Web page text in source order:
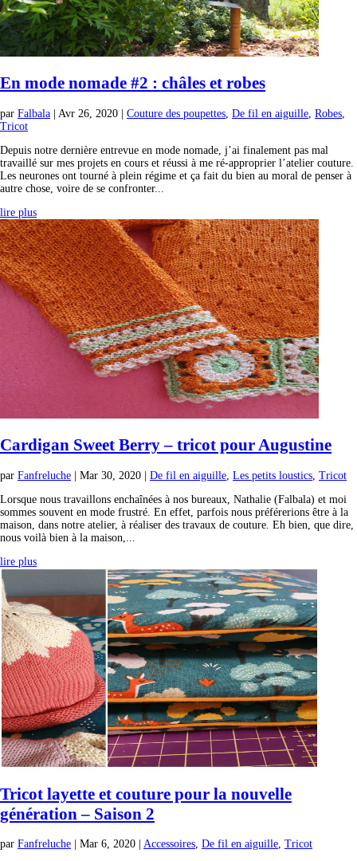
En mode nomade #2 : châles et robes
par Falbala Avr 26, 2020 Couture des poupettes De fil en aiguille Robes
Tricot
Depuis notre dernière entrevue en mode nomade, j’ai finalement pas mal
travaillé sur mes projets en cours et réussi à me ré-approprier l’atelier couture.
Les neurones ont tourné à plein régime et ça fait du bien au moral de penser à
autre chose, voire de se confronter...
lire plus
Cardigan Sweet Berry – tricot pour Augustine
par Fanfreluche | Mar 30, 2020 | De fil en aiguille Les petits loustics Tricot
Lorsque nous travaillons enchaînées à nos bureaux, Nathalie (Falbala) et moi
sommes souvent en mode frustré. En effet, parfois nous préférerions être à la
maison, dans notre atelier, à réaliser des travaux de couture. Eh bien, que dire,
nous voilà bien à la maison,...
lire plus
Tricot layette et couture pour la nouvelle
génération – Saison 2
par Fanfreluche Mar 6, 2020 Accessoires, De fil en aiguille, Tricot